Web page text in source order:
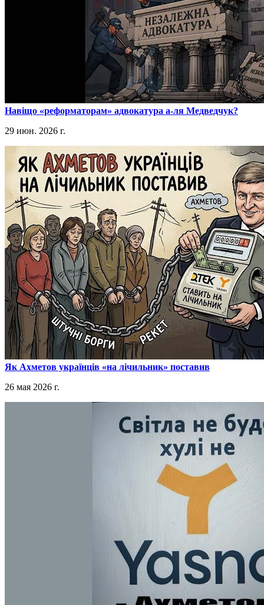
​Навіщо «реформаторам» адвокатура а-ля Медведчук?
29 июн. 2026 г.
​Як Ахметов українців «на лічильник» поставив
26 мая 2026 г.